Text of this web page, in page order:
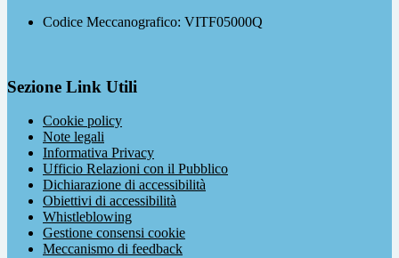
Codice Meccanografico: VITF05000Q
Sezione Link Utili
Cookie policy
Note legali
Informativa Privacy
Ufficio Relazioni con il Pubblico
Dichiarazione di accessibilità
Obiettivi di accessibilità
Whistleblowing
Gestione consensi cookie
Meccanismo di feedback